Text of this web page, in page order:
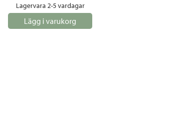
Lagervara 2-5 vardagar
Lägg i varukorg